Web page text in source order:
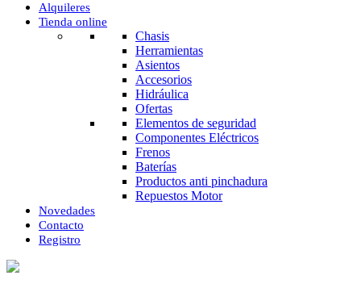
Alquileres
Tienda online
Chasis
Herramientas
Asientos
Accesorios
Hidráulica
Ofertas
Elementos de seguridad
Componentes Eléctricos
Frenos
Baterías
Productos anti pinchadura
Repuestos Motor
Novedades
Contacto
Registro